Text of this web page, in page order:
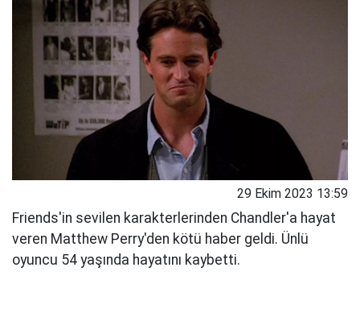
29 Ekim 2023 13:59
Friends'in sevilen karakterlerinden Chandler'a hayat
veren Matthew Perry'den kötü haber geldi. Ünlü
oyuncu 54 yaşında hayatını kaybetti.